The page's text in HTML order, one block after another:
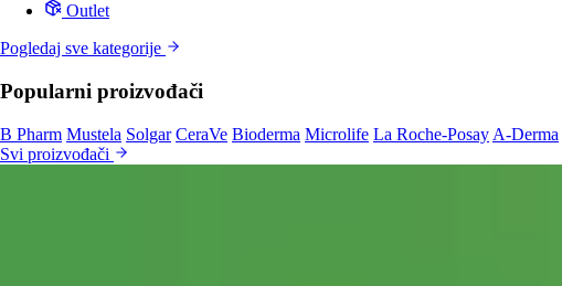
Outlet
Pogledaj sve kategorije
Popularni proizvođači
B Pharm Mustela Solgar CeraVe Bioderma Microlife La Roche-Posay A-Derma
Svi proizvođači